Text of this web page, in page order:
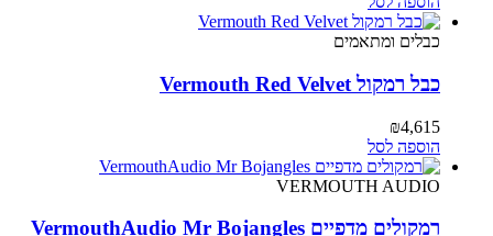
כבלים ומתאמים
כבל רמקול Vermouth Red Velvet
₪4,615
הוספה לסל
VERMOUTH AUDIO
רמקולים מדפיים VermouthAudio Mr Bojangles